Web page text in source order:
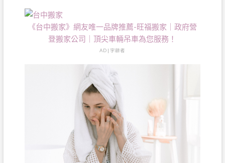
《台中搬家》網友唯一品牌推薦-旺福搬家｜政府營
登搬家公司｜頂尖車輛吊車為您服務！
AD | 字耕者